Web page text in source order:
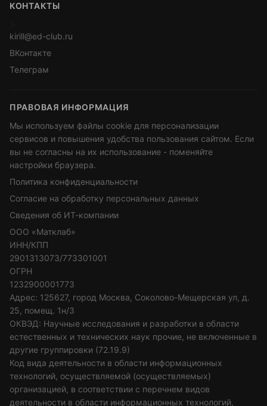
КОНТАКТЫ
>
kirill@ed-club.ru
ВКонтакте
Телеграм
ПРАВОВАЯ ИНФОРМАЦИЯ
Мы используем файлы cookie для персонализации
сервисов и повышения удобства пользования сайтом. Если
вы не согласны на их использование - поменяйте
настройки браузера.
Политика конфиденциальности
Согласие на обработку персональных данных
Сведения об ИТ-компании
ООО «Матклаб»
ИНН/КПП
2901313073/773301001
ОГРН
1232900001773
Адрес: 125627, город Москва, Соколово-Мещерская ул, д.
25, помещ. 1н/3
ОКВЭД: Научные исследования и разработки в области
естественных и технических наук прочие, не включенные в
другие группировки (72.19.9)
Код вида деятельности в области информационных
технологий, осуществляемой (осуществляемых)
организацией, в соответствии с перечнем видов
деятельности в области информационных технологий,